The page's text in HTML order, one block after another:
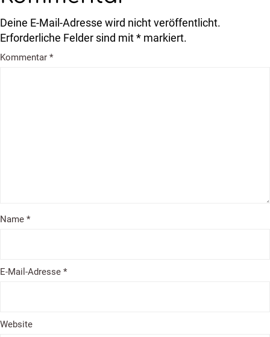
Deine E-Mail-Adresse wird nicht veröffentlicht.
Erforderliche Felder sind mit * markiert.
Kommentar *
Name *
E-Mail-Adresse *
Website